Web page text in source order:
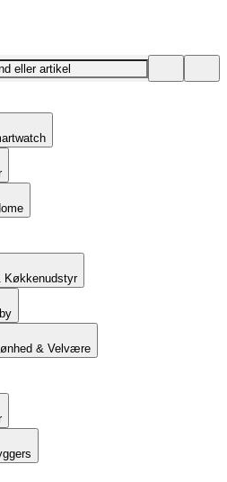
Køkkenudstyr
& Velvære